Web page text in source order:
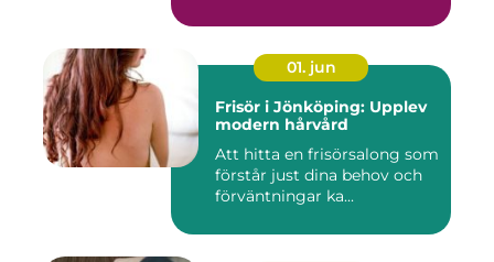
01. jun
Frisör i Jönköping: Upplev
modern hårvård
Att hitta en frisörsalong som
förstår just dina behov och
förväntningar ka...